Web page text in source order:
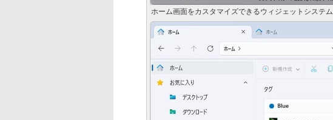
ホーム画面をカスタマイズできるウィジェットシステム